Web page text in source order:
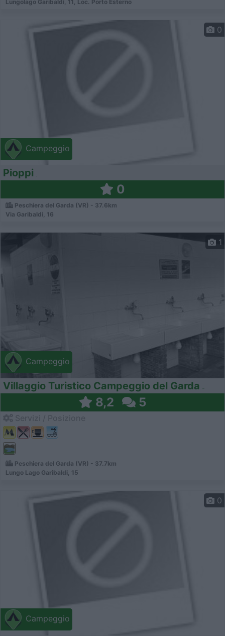
Lungolago Garibaldi, 11, Loc. Porto Esterno
Campeggio
0
Pioppi
0
Peschiera del Garda (VR) - 37.6km
Via Garibaldi, 16
Campeggio
1
Villaggio Turistico Campeggio del Garda
8,2 5
Peschiera del Garda (VR) - 37.7km
Lungo Lago Garibaldi, 15
Campeggio
0